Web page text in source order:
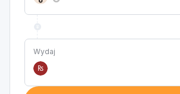
Wydaj
₨